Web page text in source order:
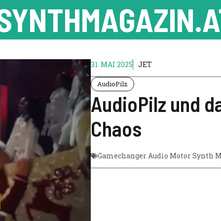
31. MAI 2025 JET
AudioPilz
AudioPilz und
Chaos
Gamechanger Audio Motor Synth